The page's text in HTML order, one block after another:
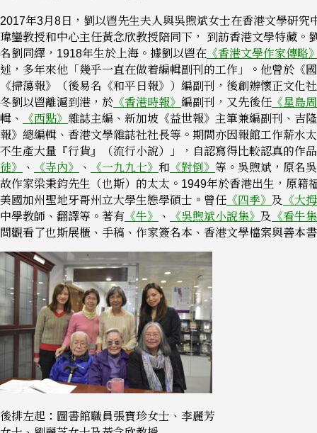
2017年3月8日，劉以鬯先生夫人與吳煦斌女士在香港文學研究
瑋鑾教授和中心主任黃念欣教授陪同下， 到訪香港文學特藏。
名劉同繹，1918年生於上海。據劉以鬯在 《香港文學作家傳略
述，多年來他「幾乎一直在做着編輯副刊的工作」。他曾於《
《掃蕩報》（後易名《和平日報》）編副刊，後創辦懷正文化
冬劉以鬯離滬到港，於 《香港時報》 編副刊，又先後任 《星島
輯、
《西點》 雜誌主編、新加坡《益世報》主筆兼編副刊、吉
報》總編輯、香港文學雜誌社社長等。期間亦因報館工作薪水
不生產大量『行貨』（流行小說）」，自認寫得比較認真的作
徒》
、 《寺內》 、 《一九九七》 和 《對倒》 等。吳煦斌，原名
故作家梁秉鈞先生（也斯）的太太。1949年於香港出生，原籍
美國加州聖地牙哥州立大學生態學碩士。曾任 《四季》 及
《大
中學教師、翻譯等。著有 《牛》 、 《吳煦斌小說集》 及
《看牛
間觀看了也斯展櫃、手稿、作家簽名本、香港文學檔案與善本
後排左起：圖書館職員張寶珍女士、李麗芳